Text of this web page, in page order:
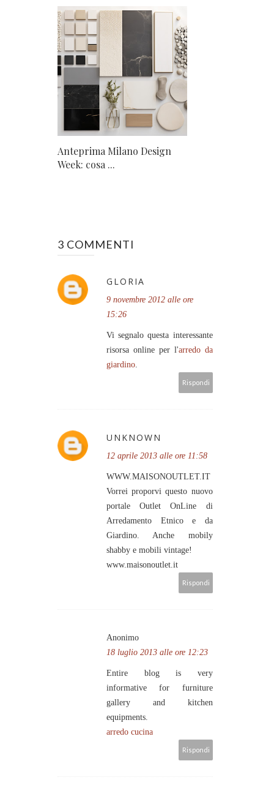
Anteprima Milano Design
Week: cosa ...
3 COMMENTI
GLORIA
9 novembre 2012 alle ore
15:26
Vi segnalo questa interessante
risorsa online per l'arredo da
giardino.
Rispondi
UNKNOWN
12 aprile 2013 alle ore 11:58
WWW.MAISONOUTLET.IT
Vorrei proporvi questo nuovo
portale Outlet OnLine di
Arredamento Etnico e da
Giardino. Anche mobily
shabby e mobili vintage!
www.maisonoutlet.it
Rispondi
Anonimo
18 luglio 2013 alle ore 12:23
Entire blog is very
informative for furniture
gallery and kitchen
equipments.
arredo cucina
Rispondi